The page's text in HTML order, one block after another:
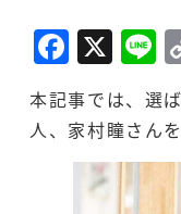
F
a
c
e
b
X
n
e
本記事では、選
人、家村瞳さん